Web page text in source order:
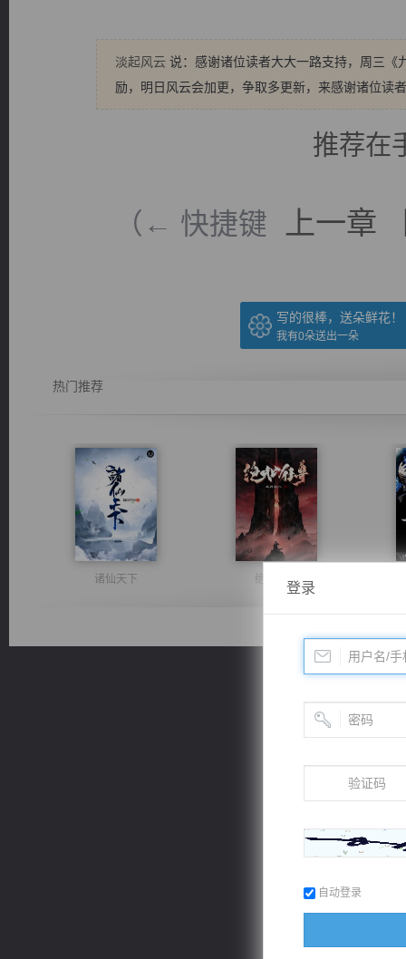
淡起风云 说：感谢诸位读者大大一路支持，周三《
励，明日风云会加更，争取多更新，来感谢诸位读
推荐在
（← 快捷键 上一章
写的很棒，送朵鲜花！
我有0朵送出一朵
热门推荐
诸仙天下 绝世狂尊
登录
自动登录